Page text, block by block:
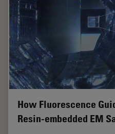
How Fluorescence
Resin-embedded EM